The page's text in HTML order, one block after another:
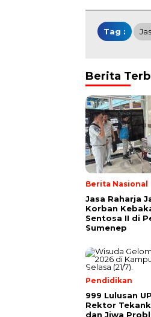
Tag :
Berita
Berita Nasional
Jasa Raharja
Korban
Sentosa II di
Sumenep
Pendidikan
999 Lulusan
Rektor
dan Jiwa